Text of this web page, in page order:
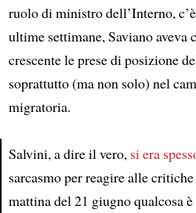
Article
ruolo di ministro dell’Interno,
ultime settimane, Saviano aveva
crescente le prese di posizione
soprattutto (ma non solo) nel
migratoria.
Salvini, a dire il vero, si era
sarcasmo per reagire alle
mattina del 21 giugno qualcosa